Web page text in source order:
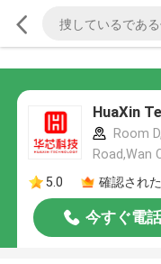
HuaXin
Room
Road,Wan
5.0
確認され
今すぐ電